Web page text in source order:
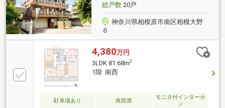
総戸数20戸
神奈川県相模原市南区相模大野
６
4,380万円
3LDK 81.68m2
1階 南西
駐車場あり 角部屋
モニタ付インターホ
ン